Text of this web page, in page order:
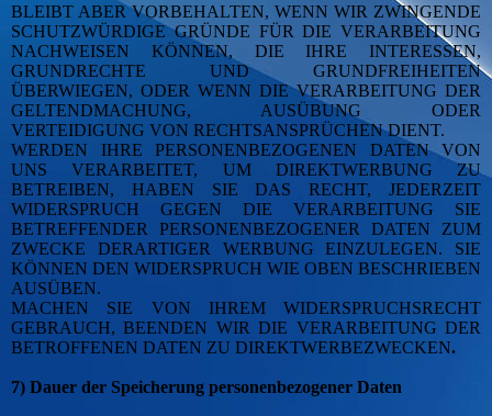
BLEIBT ABER VORBEHALTEN, WENN WIR ZWINGENDE
SCHUTZWÜRDIGE GRÜNDE FÜR DIE VERARBEITUNG
NACHWEISEN KÖNNEN, DIE IHRE INTERESSEN,
GRUNDRECHTE UND GRUNDFREIHEITEN
ÜBERWIEGEN, ODER WENN DIE VERARBEITUNG DER
GELTENDMACHUNG, AUSÜBUNG ODER
VERTEIDIGUNG VON RECHTSANSPRÜCHEN DIENT.
WERDEN IHRE PERSONENBEZOGENEN DATEN VON
UNS VERARBEITET, UM DIREKTWERBUNG ZU
BETREIBEN, HABEN SIE DAS RECHT, JEDERZEIT
WIDERSPRUCH GEGEN DIE VERARBEITUNG SIE
BETREFFENDER PERSONENBEZOGENER DATEN ZUM
ZWECKE DERARTIGER WERBUNG EINZULEGEN. SIE
KÖNNEN DEN WIDERSPRUCH WIE OBEN BESCHRIEBEN
AUSÜBEN.
MACHEN SIE VON IHREM WIDERSPRUCHSRECHT
GEBRAUCH, BEENDEN WIR DIE VERARBEITUNG DER
BETROFFENEN DATEN ZU DIREKTWERBEZWECKEN.
7) Dauer der Speicherung personenbezogener Daten